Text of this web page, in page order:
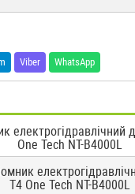
Viber WhatsApp
електрогідравлічний
One Tech NT-B4000L
Т4 One Tech NT-B4000L